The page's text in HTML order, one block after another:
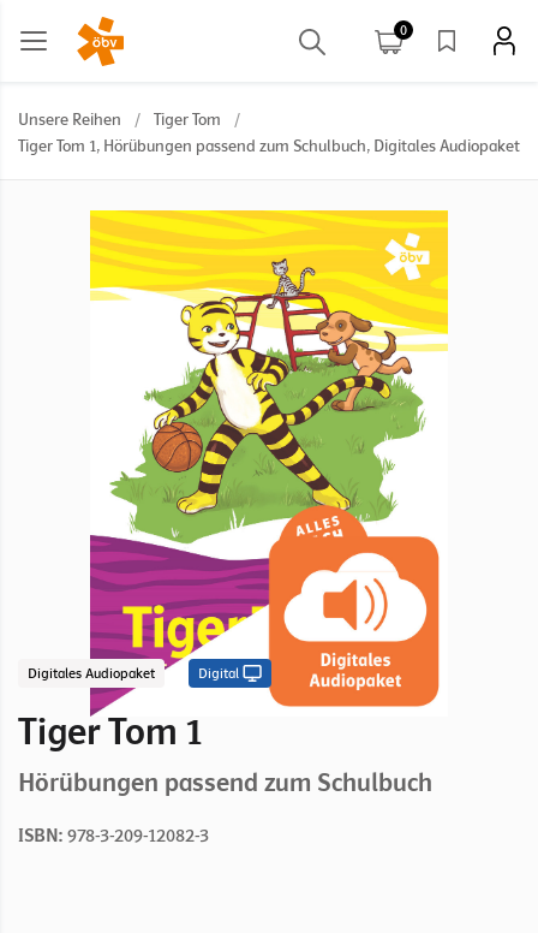
0
Unsere Reihen / Tiger Tom
/
Tiger Tom 1, Hörübungen passend zum Schulbuch, Digitales Audiopaket
Digitales Audiopaket Digital
Tiger Tom 1
Hörübungen passend zum Schulbuch
ISBN: 978-3-209-12082-3